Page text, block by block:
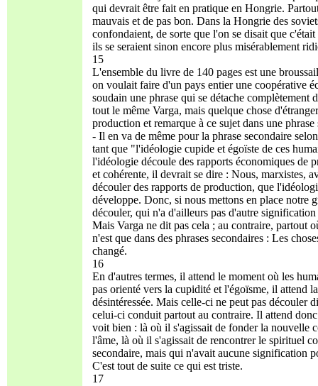
qui devrait être fait en pratique en Hongrie.
mauvais et de pas bon. Dans la Hongrie des
confondaient, de sorte que l'on se disait que
ils se seraient sinon encore plus misérablement
15
L'ensemble du livre de 140 pages est une
on voulait faire d'un pays entier une coopérative
soudain une phrase qui se détache complètement
tout le même Varga, mais quelque chose
production et remarque à ce sujet dans une
- Il en va de même pour la phrase secondaire
tant que "l'idéologie cupide et égoïste de ces
l'idéologie découle des rapports économiques de
et cohérente, il devrait se dire : Nous, marxistes,
découler des rapports de production, que
développe. Donc, si nous mettons en place notre
découler, qui n'a d'ailleurs pas d'autre
Mais Varga ne dit pas cela ; au contraire, partout
n'est que dans des phrases secondaires : Les
changé.
16
En d'autres termes, il attend le moment où les
pas orienté vers la cupidité et l'égoïsme, il attend
désintéressée. Mais celle-ci ne peut pas découler
celui-ci conduit partout au contraire. Il attend
voit bien : là où il s'agissait de fonder la nouvelle
l'âme, là où il s'agissait de rencontrer le spirituel
secondaire, mais qui n'avait aucune signification
C'est tout de suite ce qui est triste.
17